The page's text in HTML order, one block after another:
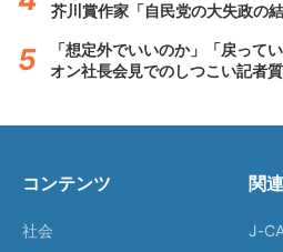
芥川賞作家「自民党の大失政の結
「想定外でいいのか」「戻っ
オン社長会見でのしつこい記者
コンテンツ
社会
関
J-